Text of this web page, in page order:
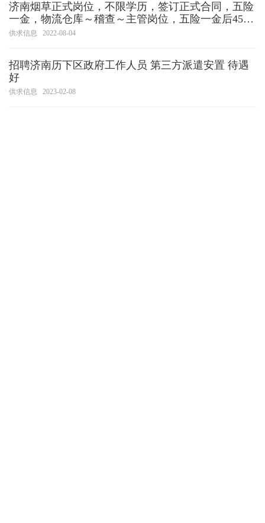
济南烟草正式岗位，不限学历，签订正式合同，五险
一金，物流仓库～稽查～主管岗位，五险一金后4500
～7000左右，年龄23到30岁
供求信息 2022-08-04
招聘济南历下区政府工作人员 第三方派遣安置 待遇
好
供求信息 2023-02-08